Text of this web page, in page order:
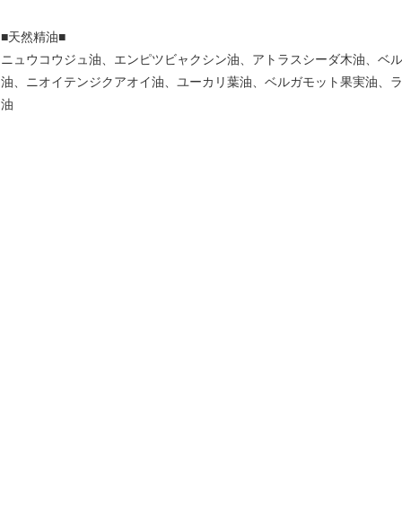
■天然精油■
ニュウコウジュ油、エンピツビャクシン油、アトラスシーダ木油、ベ
油、ニオイテンジクアオイ油、ユーカリ葉油、ベルガモット果実油、
油